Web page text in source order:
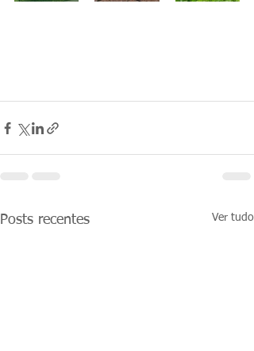
Posts recentes Ver tudo